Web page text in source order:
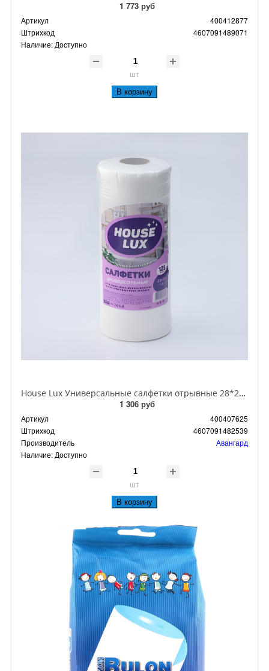
1 773 руб
Артикул
400412877
Штрихкод
4607091489071
Наличие: Доступно
шт
В корзину
House Lux Универсальные салфетки отрывные 28*20 см 125 шт в рулоне
1 306 руб
Артикул
400407625
Штрихкод
4607091482539
Производитель
Авангард
Наличие:Доступно
шт
В корзину